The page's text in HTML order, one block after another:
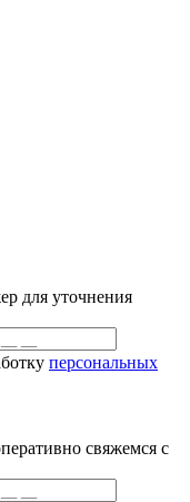
для уточнения
персональных
свяжемся с